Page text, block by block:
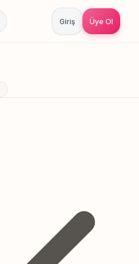
Giriş Üye Ol
Kuaforu